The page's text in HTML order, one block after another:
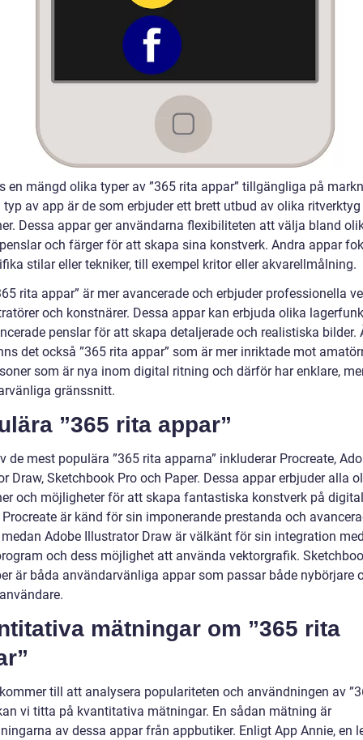
en mängd olika typer av ”365 rita appar” tillgängliga på
typ av app är de som erbjuder ett brett utbud av olika
Dessa appar ger användarna flexibiliteten att välja bland
och färger för att skapa sina konstverk. Andra appar
stilar eller tekniker, till exempel kritor eller akvarellmålning.
rita appar” är mer avancerade och erbjuder professionella
och konstnärer. Dessa appar kan erbjuda olika
penslar för att skapa detaljerade och realistiska bilder.
det också ”365 rita appar” som är mer inriktade mot
som är nya inom digital ritning och därför har enklare,
gränssnitt.
”365 rita appar”
de mest populära ”365 rita apparna” inkluderar Procreate,
Draw, Sketchbook Pro och Paper. Dessa appar erbjuder alla
och möjligheter för att skapa fantastiska konstverk på
Procreate är känd för sin imponerande prestanda och
Adobe Illustrator Draw är välkänt för sin integration
och dess möjlighet att använda vektorgrafik.
är båda användarvänliga appar som passar både nybörjare
mätningar om ”365 rita
till att analysera populariteten och användningen av
vi titta på kvantitativa mätningar. En sådan mätning är
av dessa appar från appbutiker. Enligt App Annie, en